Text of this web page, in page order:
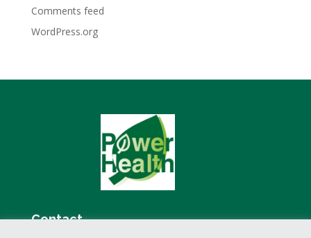
Comments feed
WordPress.org
Contact